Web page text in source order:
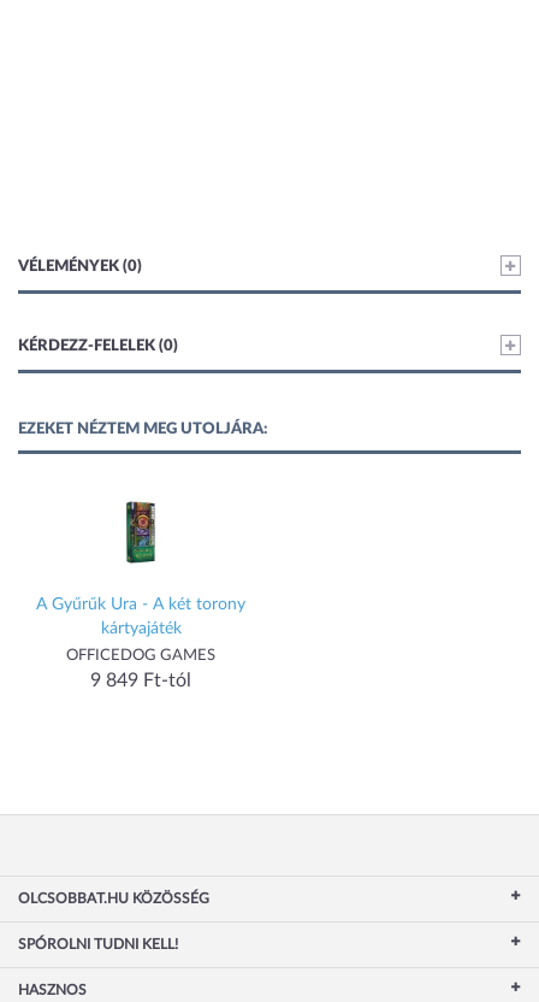
VÉLEMÉNYEK (0)
KÉRDEZZ-FELELEK (0)
EZEKET NÉZTEM MEG UTOLJÁRA:
A Gyűrűk Ura - A két torony
kártyajáték
OFFICEDOG GAMES
9 849 Ft-tól
OLCSOBBAT.HU KÖZÖSSÉG
SPÓROLNI TUDNI KELL!
HASZNOS